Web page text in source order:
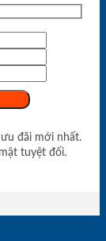
đãi mới nhất.
tuyệt đối.